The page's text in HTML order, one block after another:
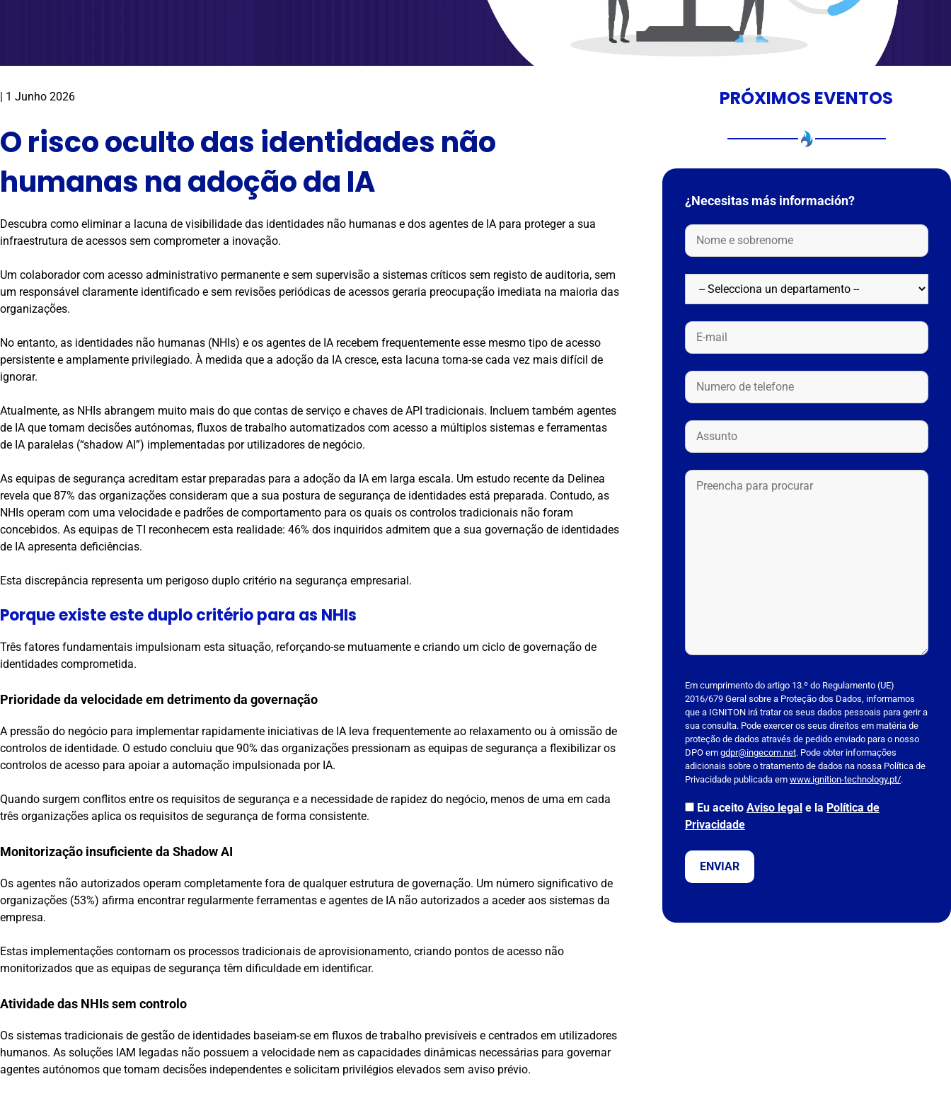
1 Junho 2026
O risco oculto das identidades não
humanas na adoção da IA
Descubra como eliminar a lacuna de visibilidade das identidades não humanas e dos agentes de IA para proteger a sua
infraestrutura de acessos sem comprometer a inovação.
Um colaborador com acesso administrativo permanente e sem supervisão a sistemas críticos sem registo de auditoria, sem
um responsável claramente identificado e sem revisões periódicas de acessos geraria preocupação imediata na maioria das
organizações.
No entanto, as identidades não humanas (NHIs) e os agentes de IA recebem frequentemente esse mesmo tipo de acesso
persistente e amplamente privilegiado. À medida que a adoção da IA cresce, esta lacuna torna-se cada vez mais difícil de
ignorar.
Atualmente, as NHIs abrangem muito mais do que contas de serviço e chaves de API tradicionais. Incluem também agentes
de IA que tomam decisões autónomas, fluxos de trabalho automatizados com acesso a múltiplos sistemas e ferramentas
de IA paralelas (“shadow AI”) implementadas por utilizadores de negócio.
As equipas de segurança acreditam estar preparadas para a adoção da IA em larga escala. Um estudo recente da Delinea
revela que 87% das organizações consideram que a sua postura de segurança de identidades está preparada. Contudo, as
NHIs operam com uma velocidade e padrões de comportamento para os quais os controlos tradicionais não foram
concebidos. As equipas de TI reconhecem esta realidade: 46% dos inquiridos admitem que a sua governação de identidades
de IA apresenta deficiências.
Esta discrepância representa um perigoso duplo critério na segurança empresarial.
Porque existe este duplo critério para as NHIs
Três fatores fundamentais impulsionam esta situação, reforçando-se mutuamente e criando um ciclo de governação de
identidades comprometida.
Prioridade da velocidade em detrimento da governação
A pressão do negócio para implementar rapidamente iniciativas de IA leva frequentemente ao relaxamento ou à omissão de
controlos de identidade. O estudo concluiu que 90% das organizações pressionam as equipas de segurança a flexibilizar os
controlos de acesso para apoiar a automação impulsionada por IA.
Quando surgem conflitos entre os requisitos de segurança e a necessidade de rapidez do negócio, menos de uma em cada
três organizações aplica os requisitos de segurança de forma consistente.
Monitorização insuficiente da Shadow AI
Os agentes não autorizados operam completamente fora de qualquer estrutura de governação. Um número significativo de
organizações (53%) afirma encontrar regularmente ferramentas e agentes de IA não autorizados a aceder aos sistemas da
empresa.
Estas implementações contornam os processos tradicionais de aprovisionamento, criando pontos de acesso não
monitorizados que as equipas de segurança têm dificuldade em identificar.
Atividade das NHIs sem controlo
Os sistemas tradicionais de gestão de identidades baseiam-se em fluxos de trabalho previsíveis e centrados em utilizadores
humanos. As soluções IAM legadas não possuem a velocidade nem as capacidades dinâmicas necessárias para governar
agentes autónomos que tomam decisões independentes e solicitam privilégios elevados sem aviso prévio.
PRÓXIMOS EVENTOS
¿Necesitas más información?
l
e
a
s
e
l
a
v
t
f
Em cumprimento do artigo 13.º do Regulamento (UE)
2016/679 Geral sobre a Proteção dos Dados, informamos
que a IGNITON irá tratar os seus dados pessoais para gerir a
sua consulta. Pode exercer os seus direitos em matéria de
proteção de dados através de pedido enviado para o nosso
DPO em gdpr@ingecom.net. Pode obter informações
adicionais sobre o tratamento de dados na nossa Política de
Privacidade publicada em www.ignition-technology.pt/.
Eu aceito Aviso legal e la Política de
Privacidade